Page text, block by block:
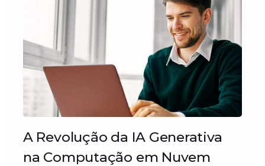
A Revolução da IA Generativa
na Computação em Nuvem